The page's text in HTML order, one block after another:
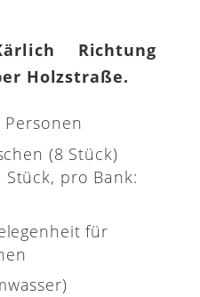
Richtung
Holzstraße.
(8 Stück)
pro Bank:
für